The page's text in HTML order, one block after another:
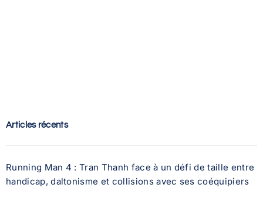
Articles récents
Running Man 4 : Tran Thanh face à un défi de taille entre
handicap, daltonisme et collisions avec ses coéquipiers